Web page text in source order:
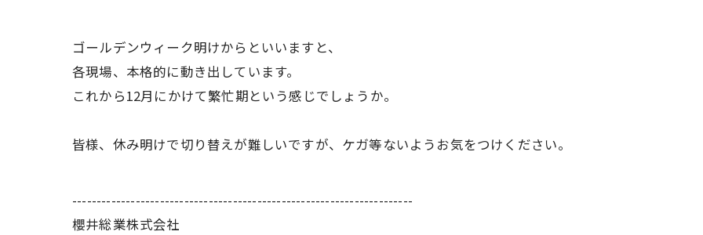
ゴールデンウィーク明けからといいますと、
各現場、本格的に動き出しています。
これから12月にかけて繁忙期という感じでしょうか。
皆様、休み明けで切り替えが難しいですが、ケガ等ないようお気をつけください。
----------------------------------------------------------------------
櫻井総業株式会社